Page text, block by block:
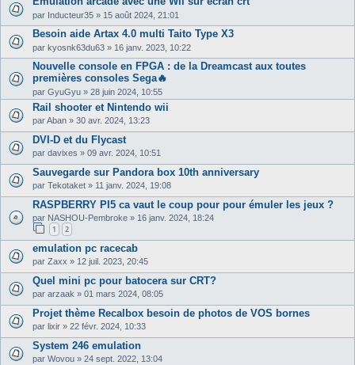
par Inducteur35 » 15 août 2024, 21:01
Besoin aide Artax 4.0 multi Taito Type X3
par kyosnk63du63 » 16 janv. 2023, 10:22
Nouvelle console en FPGA : de la Dreamcast aux toutes
premières consoles Sega🔥
par GyuGyu » 28 juin 2024, 10:55
Rail shooter et Nintendo wii
parAban » 30 avr. 2024, 13:23
DVI-D et du Flycast
par davixes » 09 avr. 2024, 10:51
Sauvegarde sur Pandora box 10th anniversary
par Tekotaket » 11 janv. 2024, 19:08
RASPBERRY PI5 ca vaut le coup pour pour émuler les jeux ?
par NASHOU-Pembroke » 16 janv. 2024, 18:24
1 2
emulation pc racecab
par Zaxx » 12 juil. 2023, 20:45
Quel mini pc pour batocera sur CRT?
par arzaak » 01 mars 2024, 08:05
Projet thème Recalbox besoin de photos de VOS bornes
par lixir » 22 févr. 2024, 10:33
System 246 emulation
par Wovou » 24 sept. 2022, 13:04